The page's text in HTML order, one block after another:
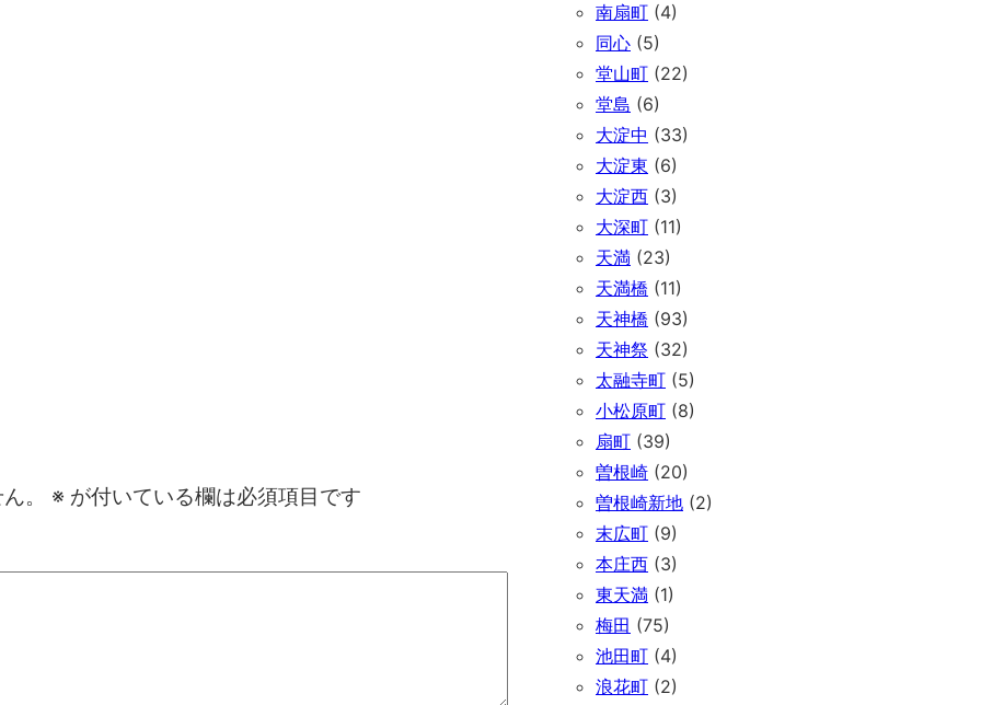
。 ※ が付いている欄は必須項目です
南扇町 (4)
同心 (5)
堂山町 (22)
堂島 (6)
大淀中 (33)
大淀東 (6)
大淀西 (3)
大深町 (11)
天満 (23)
天満橋 (11)
天神橋 (93)
天神祭 (32)
太融寺町 (5)
小松原町 (8)
扇町 (39)
曽根崎 (20)
曽根崎新地 (2)
末広町 (9)
本庄西 (3)
東天満 (1)
梅田 (75)
池田町 (4)
浪花町 (2)